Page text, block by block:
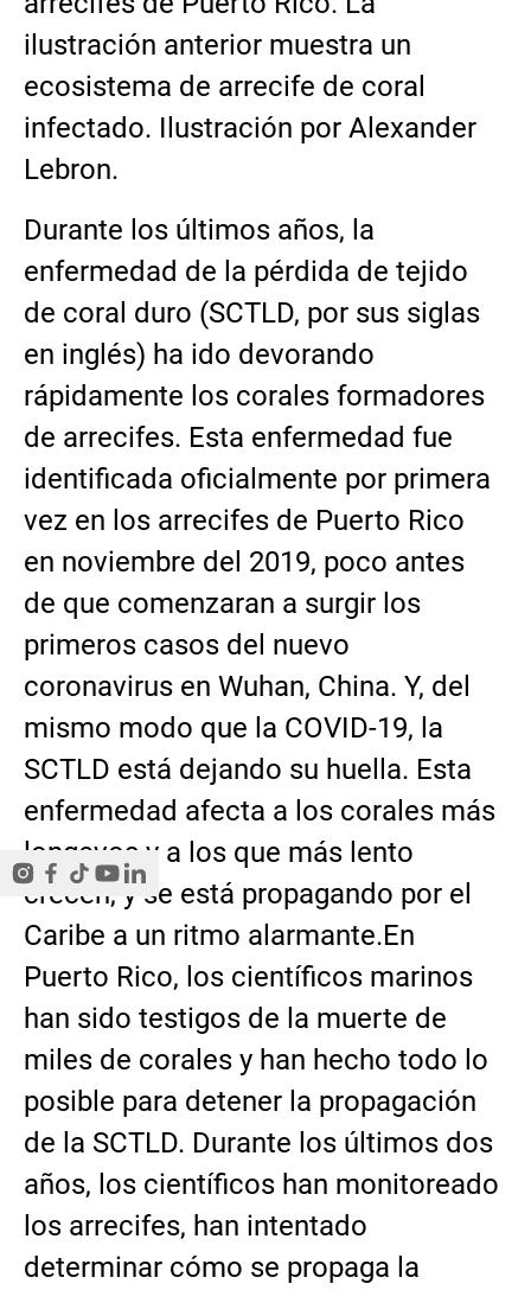
ilustración anterior muestra un
ecosistema de arrecife de coral
infectado. Ilustración por Alexander
Lebron.
Durante los últimos años, la
enfermedad de la pérdida de tejido
de coral duro (SCTLD, por sus siglas
en inglés) ha ido devorando
rápidamente los corales formadores
de arrecifes. Esta enfermedad fue
identificada oficialmente por primera
vez en los arrecifes de Puerto Rico
en noviembre del 2019, poco antes
de que comenzaran a surgir los
primeros casos del nuevo
coronavirus en Wuhan, China. Y, del
mismo modo que la COVID-19, la
SCTLD está dejando su huella. Esta
enfermedad afecta a los corales más
longevos y a los que más lento
crecen, y se está propagando por el
Caribe a un ritmo alarmante.En
Puerto Rico, los científicos marinos
han sido testigos de la muerte de
miles de corales y han hecho todo lo
posible para detener la propagación
de la SCTLD. Durante los últimos dos
años, los científicos han monitoreado
los arrecifes, han intentado
determinar cómo se propaga la